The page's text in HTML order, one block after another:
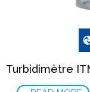
Turbidimètre